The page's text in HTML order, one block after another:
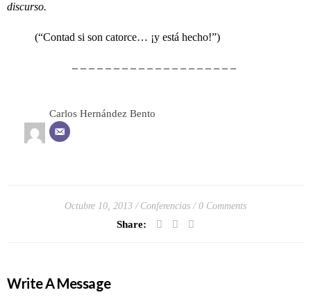
discurso.
(“Contad si son catorce… ¡y está hecho!”)
– – – – – – – – – – – – – – – – – – – –
Carlos Hernández Bento
Octubre 10, 2013 Conferencias 0 Comments
Share:
Write A Message